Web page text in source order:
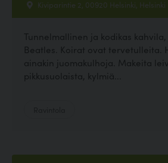
Kiviparintie 2, 00920 Helsinki, Helsinki
Tunnelmallinen ja kodikas kahvila,
Beatles. Koirat ovat tervetulleita.
ainakin juomakulhoja. Makeita
pikkusuolaista, kylmiä...